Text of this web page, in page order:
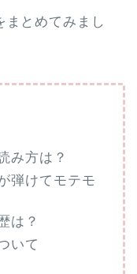
まとめてみまし
み方は？
弾けてモテモ
は？
いて